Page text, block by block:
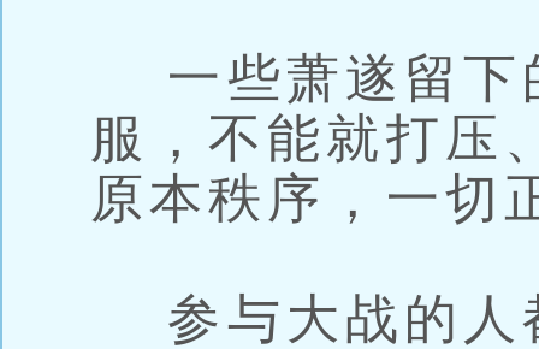
一些萧遂留下
服，不能就打压
原本秩序，一切
参与大战的人